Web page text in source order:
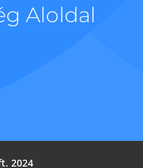
Aloldal
2024